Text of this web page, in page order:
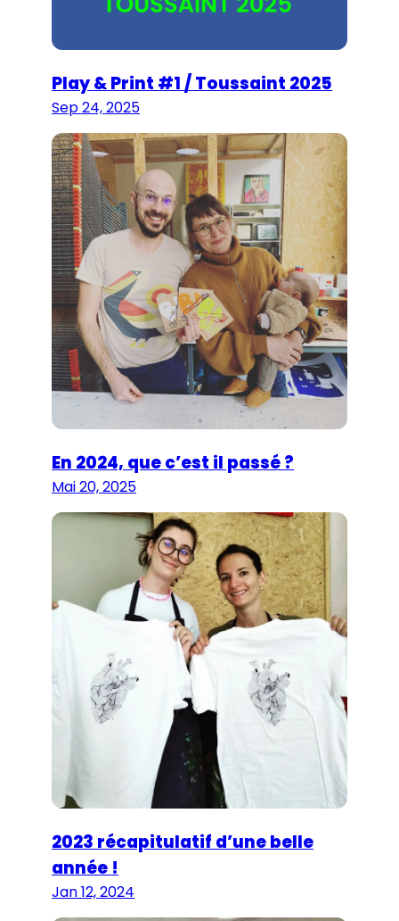
Play & Print #1 / Toussaint 2025
Sep 24, 2025
En 2024, que c’est il passé ?
Mai 20, 2025
2023 récapitulatif d’une belle
année !
Jan 12, 2024